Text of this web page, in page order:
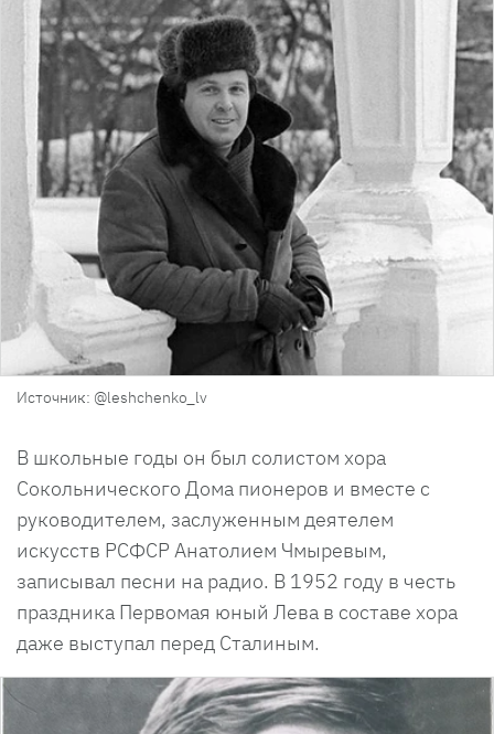
Источник: @leshchenko_lv
В школьные годы он был солистом хора
Сокольнического Дома пионеров и вместе с
руководителем, заслуженным деятелем
искусств РСФСР Анатолием Чмыревым,
записывал песни на радио. В 1952 году в честь
праздника Первомая юный Лева в составе хора
даже выступал перед Сталиным.